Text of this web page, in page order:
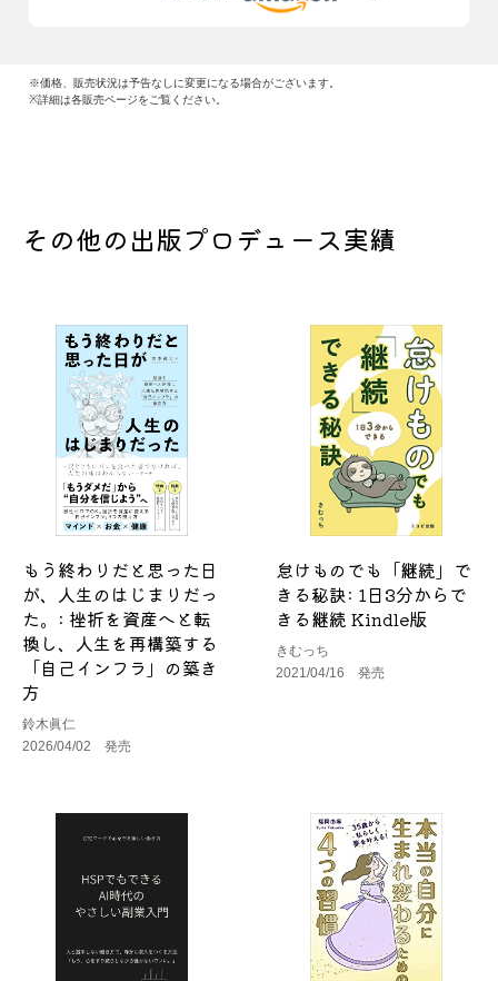
※価格、販売状況は予告なしに変更になる場合がございます。
※詳細は各販売ページをご覧ください。
その他の出版プロデュース実績
もう終わりだと思った日
が、人生のはじまりだっ
た。: 挫折を資産へと転
換し、人生を再構築する
「自己インフラ」の築き
方
鈴木眞仁
2026/04/02 発売
怠けものでも「継続」で
きる秘訣: 1日3分からで
きる継続 Kindle版
きむっち
2021/04/16 発売